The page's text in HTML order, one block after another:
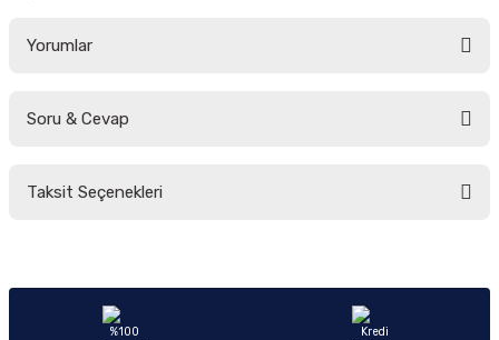
Yorumlar
Soru & Cevap
Taksit Seçenekleri